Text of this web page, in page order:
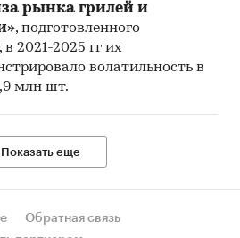
товары
рынка грилей и
, подготовленного
2021-2025 гг их
волатильность в
млн шт.
Показать еще
Обратная связь